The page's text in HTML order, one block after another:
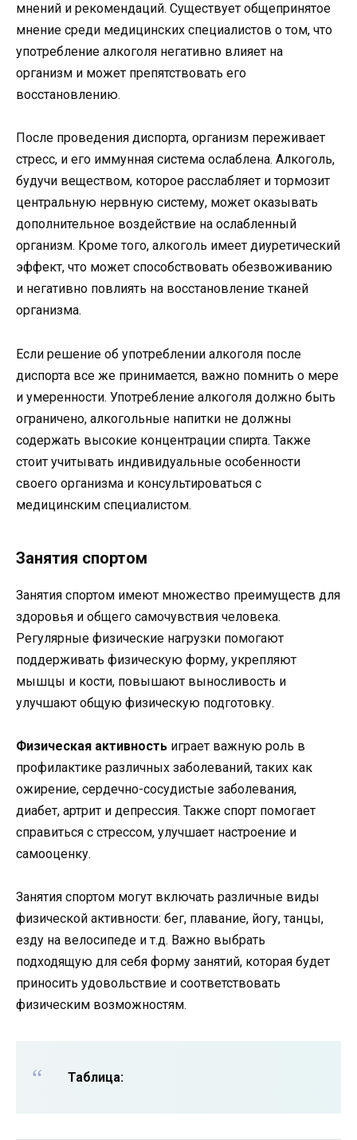
мнений и рекомендаций. Существует общепринятое
мнение среди медицинских специалистов о том, что
употребление алкоголя негативно влияет на
организм и может препятствовать его
восстановлению.
После проведения диспорта, организм переживает
стресс, и его иммунная система ослаблена. Алкоголь,
будучи веществом, которое расслабляет и тормозит
центральную нервную систему, может оказывать
дополнительное воздействие на ослабленный
организм. Кроме того, алкоголь имеет диуретический
эффект, что может способствовать обезвоживанию
и негативно повлиять на восстановление тканей
организма.
Если решение об употреблении алкоголя после
диспорта все же принимается, важно помнить о мере
и умеренности. Употребление алкоголя должно быть
ограничено, алкогольные напитки не должны
содержать высокие концентрации спирта. Также
стоит учитывать индивидуальные особенности
своего организма и консультироваться с
медицинским специалистом.
Занятия спортом
Занятия спортом имеют множество преимуществ для
здоровья и общего самочувствия человека.
Регулярные физические нагрузки помогают
поддерживать физическую форму, укрепляют
мышцы и кости, повышают выносливость и
улучшают общую физическую подготовку.
Физическая активность играет важную роль в
профилактике различных заболеваний, таких как
ожирение, сердечно-сосудистые заболевания,
диабет, артрит и депрессия. Также спорт помогает
справиться с стрессом, улучшает настроение и
самооценку.
Занятия спортом могут включать различные виды
физической активности: бег, плавание, йогу, танцы,
езду на велосипеде и т.д. Важно выбрать
подходящую для себя форму занятий, которая будет
приносить удовольствие и соответствовать
физическим возможностям.
Таблица: